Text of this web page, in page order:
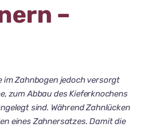
–
Zahnbogen jedoch versorgt
zum Abbau des Kieferknochens
sind. Während Zahnlücken
eines Zahnersatzes. Damit die